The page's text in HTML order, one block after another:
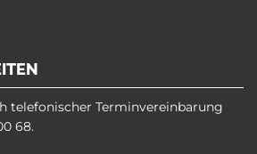
telefonischer Terminvereinbarung
68.